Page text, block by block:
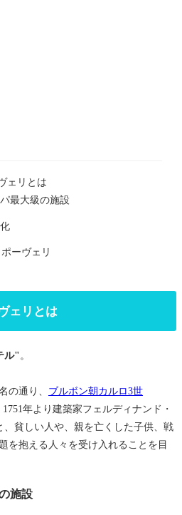
ェリとは
最大級の施設
ーヴェリ
ェリとは
ル"。
の通り、 ブルボン朝カルロ3世
年より建築家フェルディナンド・
、貧しい人や、親を亡くした子供、戦
を抱える人々を受け入れることを目
施設